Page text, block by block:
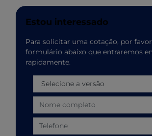
Estou interessado
Para solicitar uma cotação, por
formulário abaixo que entraremos
rapidamente.